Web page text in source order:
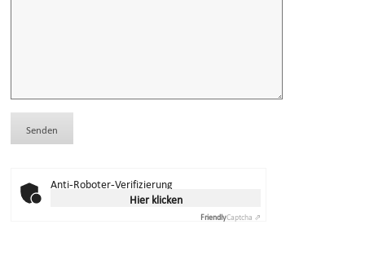
Anti-Roboter-Verifizierung
Hier klicken
FriendlyCaptcha ⇗